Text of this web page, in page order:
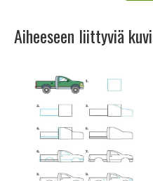
Aiheeseen liittyviä